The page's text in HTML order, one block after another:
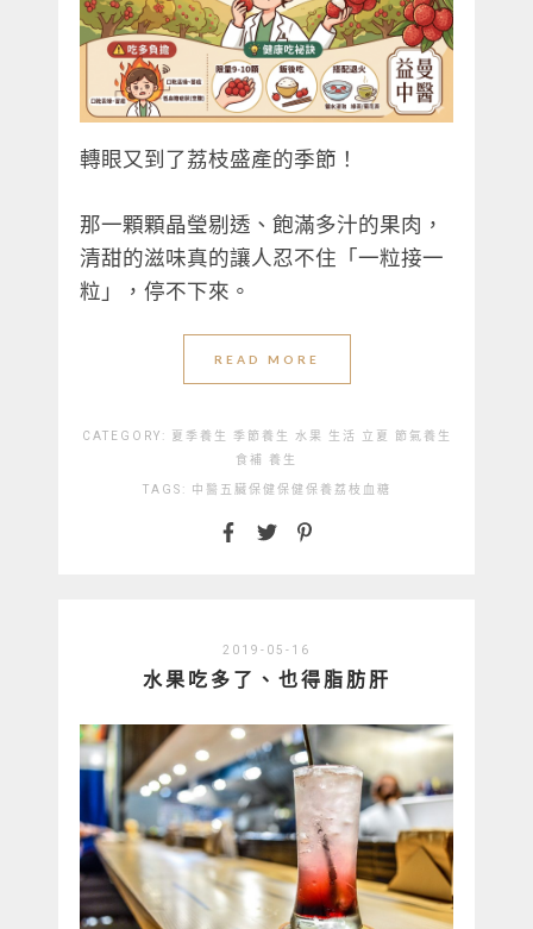
轉眼又到了荔枝盛產的季節！
那一顆顆晶瑩剔透、飽滿多汁的果肉，
清甜的滋味真的讓人忍不住「一粒接一
粒」，停不下來。
READ MORE
CATEGORY: 夏季養生 季節養生 水果 生活 立夏
節氣養生
食補
養生
TAGS: 中醫 五臟保健保健保養 荔枝 血糖
2019-05-16
水果吃多了、也得脂肪肝